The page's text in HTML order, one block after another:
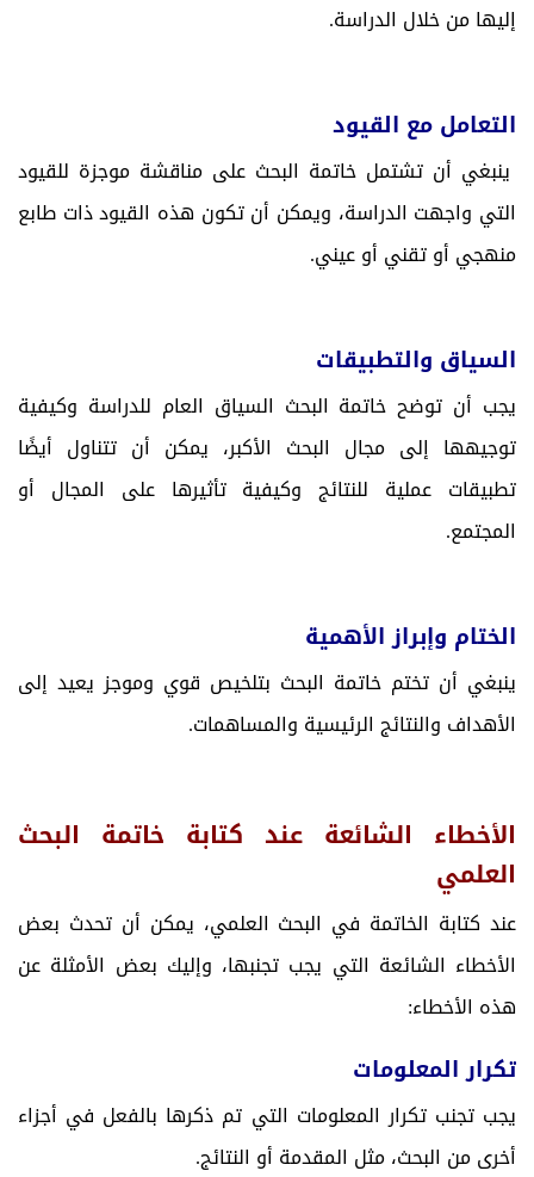
إليها من خلال الدراسة.
التعامل مع القيود
ينبغي أن تشتمل خاتمة البحث على مناقشة موجزة للقيود
التي واجهت الدراسة، ويمكن أن تكون هذه القيود ذات طابع
منهجي أو تقني أو عيني.
السياق والتطبيقات
يجب أن توضح خاتمة البحث السياق العام للدراسة وكيفية
توجيهها إلى مجال البحث الأكبر، يمكن أن تتناول أيضًا
تطبيقات عملية للنتائج وكيفية تأثيرها على المجال أو
المجتمع.
الختام وإبراز الأهمية
ينبغي أن تختم خاتمة البحث بتلخيص قوي وموجز يعيد إلى
الأهداف والنتائج الرئيسية والمساهمات.
الأخطاء الشائعة عند كتابة خاتمة البحث
العلمي
عند كتابة الخاتمة في البحث العلمي، يمكن أن تحدث بعض
الأخطاء الشائعة التي يجب تجنبها، وإليك بعض الأمثلة عن
هذه الأخطاء:
تكرار المعلومات
يجب تجنب تكرار المعلومات التي تم ذكرها بالفعل في أجزاء
أخرى من البحث، مثل المقدمة أو النتائج.